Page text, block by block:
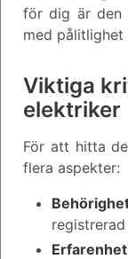
för dig är den
med pålitlighet
Viktiga
elektriker
För att hitta
flera aspekter:
Erfarenhet